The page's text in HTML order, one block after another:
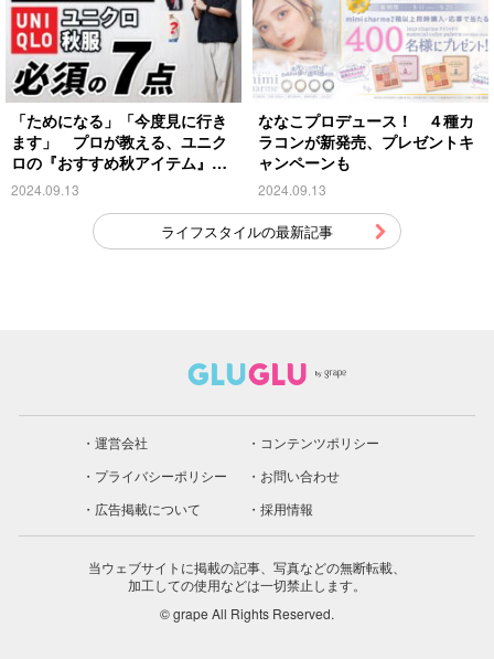
「ためになる」「今度見に行き
ます」 プロが教える、ユニク
ロの『おすすめ秋アイテム』が
こちら
2024.09.13
ななこプロデュース！ ４種カ
ラコンが新発売、プレゼントキ
ャンペーンも
2024.09.13
ライフスタイルの最新記事
運営会社
コンテンツポリシー
プライバシーポリシー
お問い合わせ
広告掲載について
採用情報
当ウェブサイトに掲載の記事、写真などの無断転載、
加工しての使用などは一切禁止します。
© grape All Rights Reserved.